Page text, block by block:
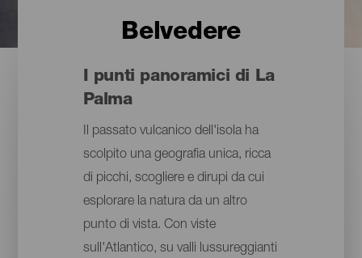
Belvedere
I punti panoramici di La
Palma
Il passato vulcanico dell'isola ha
scolpito una geografia unica, ricca
di picchi, scogliere e dirupi da cui
esplorare la natura da un altro
punto di vista. Con viste
sull'Atlantico, su valli lussureggianti